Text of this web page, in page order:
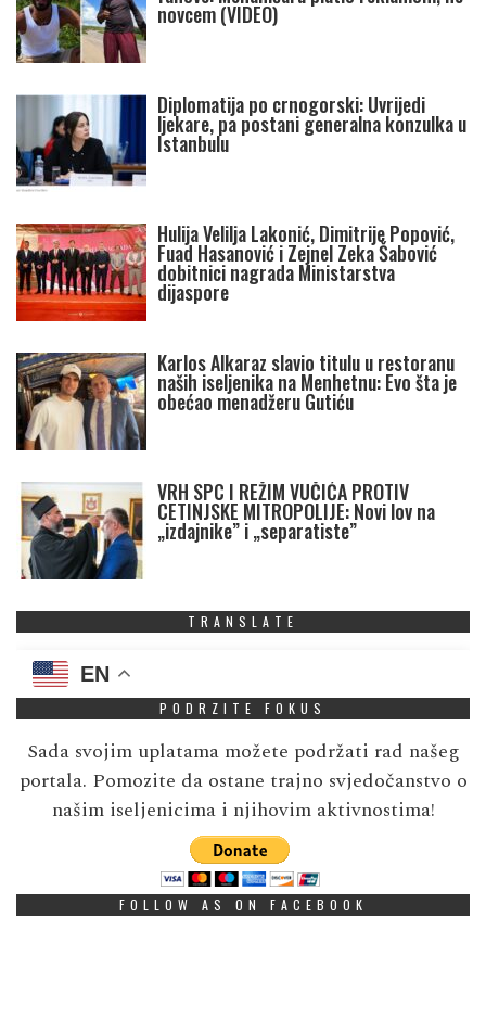
novcem (VIDEO)
Diplomatija po crnogorski: Uvrijedi
ljekare, pa postani generalna konzulka u
Istanbulu
Hulija Velilja Lakonić, Dimitrije Popović,
Fuad Hasanović i Zejnel Zeka Šabović
dobitnici nagrada Ministarstva
dijaspore
Karlos Alkaraz slavio titulu u restoranu
naših iseljenika na Menhetnu: Evo šta je
obećao menadžeru Gutiću
VRH SPC I REŽIM VUČIĆA PROTIV
CETINJSKE MITROPOLIJE: Novi lov na
„izdajnike” i „separatiste”
TRANSLATE
EN
PODRZITE FOKUS
Sada svojim uplatama možete podržati rad našeg
portala. Pomozite da ostane trajno svjedočanstvo o
našim iseljenicima i njihovim aktivnostima!
FOLLOW AS ON FACEBOOK